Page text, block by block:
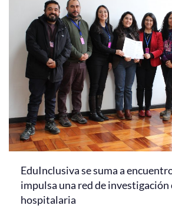
EduInclusiva se suma a
impulsa una red de investigación
hospitalaria